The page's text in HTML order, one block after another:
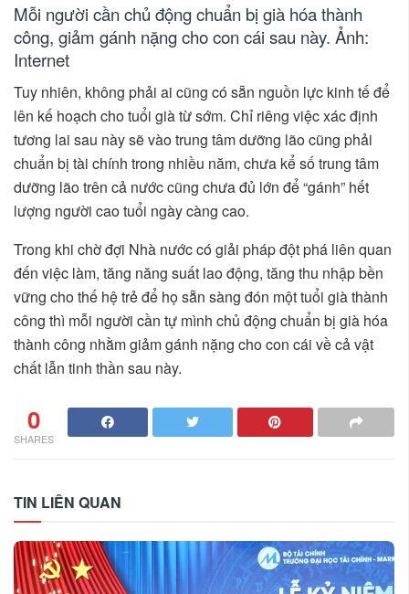
Mỗi người cần chủ động chuẩn bị già hóa thành
công, giảm gánh nặng cho con cái sau này. Ảnh:
Internet
Tuy nhiên, không phải ai cũng có sẵn nguồn lực kinh tế để
lên kế hoạch cho tuổi già từ sớm. Chỉ riêng việc xác định
tương lai sau này sẽ vào trung tâm dưỡng lão cũng phải
chuẩn bị tài chính trong nhiều năm, chưa kể số trung tâm
dưỡng lão trên cả nước cũng chưa đủ lớn để “gánh” hết
lượng người cao tuổi ngày càng cao.
Trong khi chờ đợi Nhà nước có giải pháp đột phá liên quan
đến việc làm, tăng năng suất lao động, tăng thu nhập bền
vững cho thế hệ trẻ để họ sẵn sàng đón một tuổi già thành
công thì mỗi người cần tự mình chủ động chuẩn bị già hóa
thành công nhằm giảm gánh nặng cho con cái về cả vật
chất lẫn tinh thần sau này.
0
SHARES
TIN LIÊN QUAN